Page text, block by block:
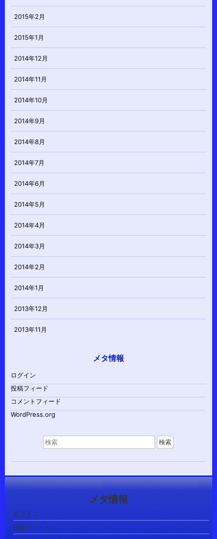
2015年2月
2015年1月
2014年12月
2014年11月
2014年10月
2014年9月
2014年8月
2014年7月
2014年6月
2014年5月
2014年4月
2014年3月
2014年2月
2014年1月
2013年12月
2013年11月
メタ情報
ログイン
投稿フィード
コメントフィード
WordPress.org
索
象:
メタ情報
ログイン
投稿フィード